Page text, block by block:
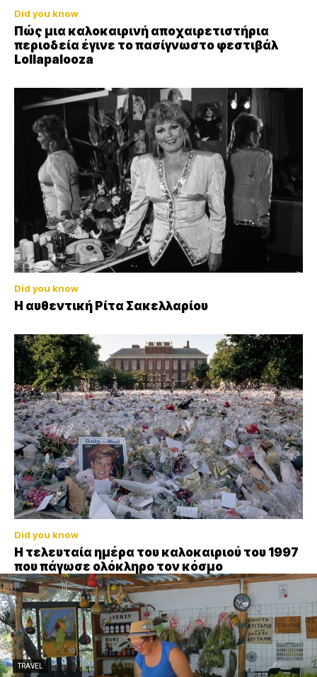
Did you know
Πώς μια καλοκαιρινή αποχαιρετιστήρια
περιοδεία έγινε το πασίγνωστο φεστιβάλ
Lollapalooza
Did you know
Η αυθεντική Ρίτα Σακελλαρίου
Did you know
Η τελευταία ημέρα του καλοκαιριού του 1997
που πάγωσε ολόκληρο τον κόσμο
TRAVEL